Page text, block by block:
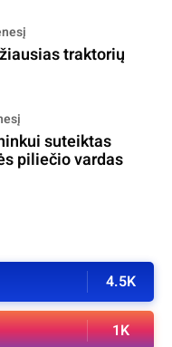
traktorių
suteiktas
piliečio vardas
4.5K
1K